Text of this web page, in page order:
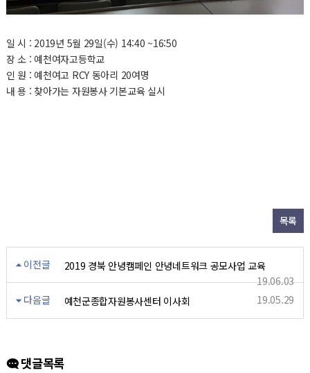
일 시 : 2019년 5월 29일(수) 14:40 ~16:50
장 소 : 예천여자고등학교
인 원 : 예천여고 RCY 동아리 20여명
내 용 : 찾아가는 자원봉사 기본교육 실시
목록
이전글
2019 경북 안녕캠페인 안녕네트워크 공모사업 교육
19.06.03
다음글
예천군종합자원봉사센터 이사회 19.05.29
댓글목록